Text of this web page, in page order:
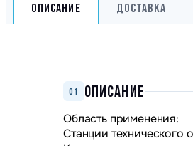
ОПИСАНИЕ ДОСТАВКА
01 ОПИСАНИЕ
Область применения:
Станции технического